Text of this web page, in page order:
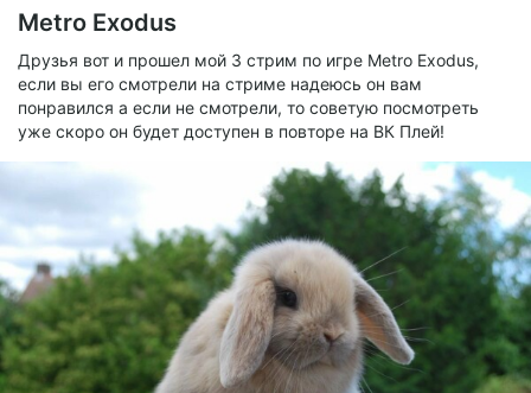
Metro Exodus
Друзья вот и прошел мой 3 стрим по игре Metro Exodus,
если вы его смотрели на стриме надеюсь он вам
понравился а если не смотрели, то советую посмотреть
уже скоро он будет доступен в повторе на ВК Плей!